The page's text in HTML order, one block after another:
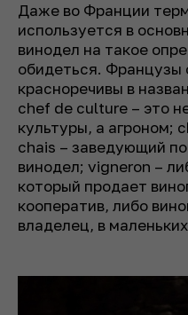
Даже во Франции
используется в
винодел на такое
обидеться. Французы
красноречивы в
chef de culture – это
культуры, а агроном;
chais – заведующий
винодел; vigneron –
который продает
кооператив, либо
владелец, в